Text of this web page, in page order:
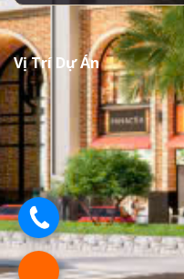
Vị Trí Dự Án
.